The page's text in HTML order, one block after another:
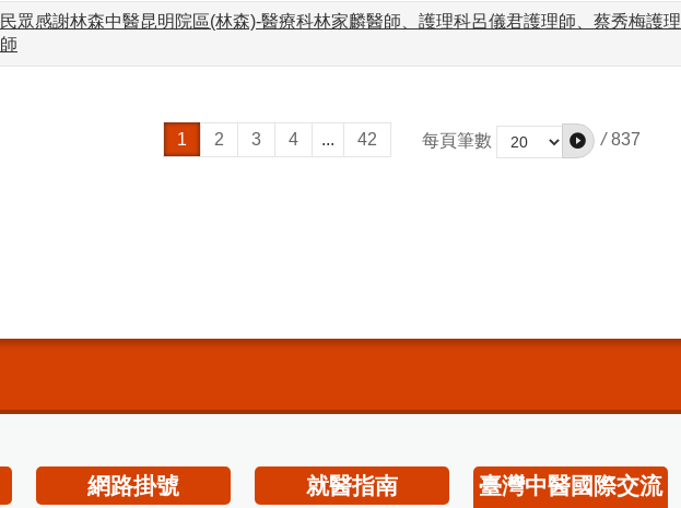
民眾感謝林森中醫昆明院區(林森)-醫療科林家麟醫師、護理科呂儀君護理師、蔡秀梅護理
師
1 2 3 4 ... 42 每頁筆數 / 837
網路掛號 就醫指南
臺灣中醫國際交流